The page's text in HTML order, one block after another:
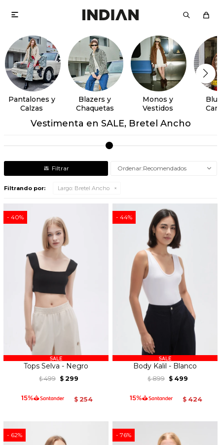

Pantalones y
Calzas
Blazers y
Chaquetas
Monos y
Vestidos
Vestimenta en SALE, Bretel Ancho
Recomendados
Filtrando por: Largo: Bretel Ancho
40
Tops Selva - Negro
$ 499 $ 299
$ 254
44
Body Kalil - Blanco
$ 899 $ 499
$ 424
62 76